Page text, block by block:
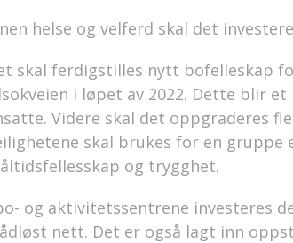
helse og velferd skal det
skal ferdigstilles nytt bofelleskap
i løpet av 2022. Dette blir
Videre skal det oppgraderes
skal brukes for en gruppe
og trygghet.
og aktivitetssentrene investeres
nett. Det er også lagt inn